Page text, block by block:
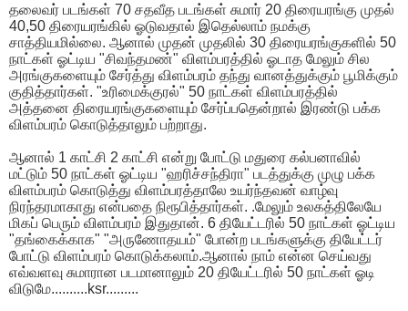
தலைவர் படங்கள் 70 சதவீத படங்கள் சுமார் 20 திரையரங்கு முதல்
40,50 திரையரங்கில் ஓடுவதால் இதெல்லாம் நமக்கு
சாத்தியமில்லை. ஆனால் முதன் முதலில் 30 திரையரங்குகளில் 50
நாட்கள் ஓட்டிய "சிவந்தமண்" விளம்பரத்தில் ஓடாத மேலும் சில
அரங்குகளையும் சேர்த்து விளம்பரம் தந்து வானத்துக்கும் பூமிக்கும்
குதித்தார்கள். "உரிமைக்குரல்" 50 நாட்கள் விளம்பரத்தில்
அத்தனை திரையரங்குகளையும் சேர்ப்பதென்றால் இரண்டு பக்க
விளம்பரம் கொடுத்தாலும் பற்றாது.
ஆனால் 1 காட்சி 2 காட்சி என்று போட்டு மதுரை கல்பனாவில்
மட்டும் 50 நாட்கள் ஓட்டிய "ஹரிச்சந்திரா" படத்துக்கு முழு பக்க
விளம்பரம் கொடுத்து விளம்பரத்தாலே உயர்ந்தவன் வாழ்வு
நிரந்தரமாகாது என்பதை நிரூபித்தார்கள். .மேலும் உலகத்திலேயே
மிகப் பெரும் விளம்பரம் இதுதான். 6 தியேட்டரில் 50 நாட்கள் ஓட்டிய
"தங்கைக்காக" "அருணோதயம்" போன்ற படங்களுக்கு தியேட்டர்
போட்டு விளம்பரம் கொடுக்கலாம்.ஆனால் நாம் என்ன செய்வது
எவ்வளவு சுமாரான படமானாலும் 20 தியேட்டரில் 50 நாட்கள் ஓடி
விடுமே..........ksr.........